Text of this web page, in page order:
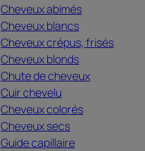
Cheveux abimés
Cheveux blancs
Cheveux crépus, frisés
Cheveux blonds
Chute de cheveux
Cuir chevelu
Cheveux colorés
Cheveux secs
Guide capillaire